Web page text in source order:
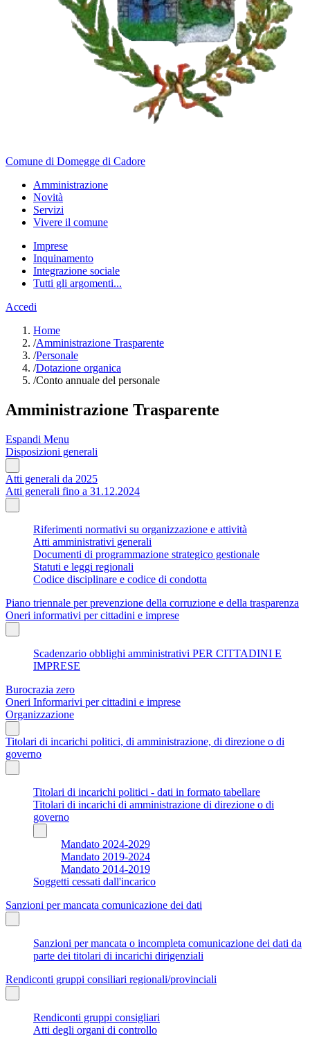
Comune di Domegge di Cadore
Amministrazione
Novità
Servizi
Vivere il comune
Imprese
Inquinamento
Integrazione sociale
Tutti gli argomenti...
Accedi
Home
/Amministrazione Trasparente
/Personale
/Dotazione organica
/Conto annuale del personale
Amministrazione Trasparente
Espandi Menu
Disposizioni generali
Atti generali da 2025
Atti generali fino a 31.12.2024
Riferimenti normativi su organizzazione e attività
Atti amministrativi generali
Documenti di programmazione strategico gestionale
Statuti e leggi regionali
Codice disciplinare e codice di condotta
Piano triennale per prevenzione della corruzione e della trasparenza
Oneri informativi per cittadini e imprese
Scadenzario obblighi amministrativi PER CITTADINI E
IMPRESE
Burocrazia zero
Oneri Informarivi per cittadini e imprese
Organizzazione
Titolari di incarichi politici, di amministrazione, di direzione o di
governo
Titolari di incarichi politici - dati in formato tabellare
Titolari di incarichi di amministrazione di direzione o di
governo
Mandato 2024-2029
Mandato 2019-2024
Mandato 2014-2019
Soggetti cessati dall'incarico
Sanzioni per mancata comunicazione dei dati
Sanzioni per mancata o incompleta comunicazione dei dati da
parte dei titolari di incarichi dirigenziali
Rendiconti gruppi consiliari regionali/provinciali
Rendiconti gruppi consigliari
Atti degli organi di controllo